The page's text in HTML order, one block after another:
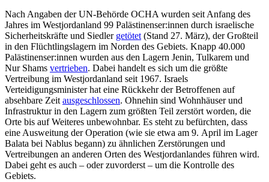
Nach Angaben der UN-Behörde OCHA wurden seit Anfang des
Jahres im Westjordanland 99 Palästinenser:innen durch israe­lische
Sicherheitskräfte und Siedler getötet (Stand 27. März), der Großteil
in den Flücht­lingslagern im Norden des Gebiets. Knapp 40.000
Palästinenser:innen wurden aus den Lagern Jenin, Tulkarem und
Nur Shams vertrieben. Dabei handelt es sich um die größte
Vertreibung im Westjordanland seit 1967. Israels
Verteidigungsminister hat eine Rückkehr der Betroffenen auf
absehbare Zeit ausgeschlossen. Ohnehin sind Wohn­häuser und
Infrastruktur in den Lagern zum größten Teil zerstört worden, die
Orte bis auf Weiteres unbewohnbar. Es steht zu befürchten, dass
eine Ausweitung der Ope­ration (wie sie etwa am 9. April im Lager
Balata bei Nablus begann) zu ähnlichen Zer­störungen und
Vertreibungen an anderen Orten des Westjordanlandes führen wird.
Dabei geht es auch – oder zuvorderst – um die Kontrolle des
Gebiets.